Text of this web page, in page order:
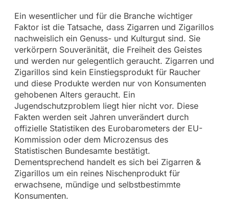
Ein wesentlicher und für die Branche wichtiger
Faktor ist die Tatsache, dass Zigarren und Zigarillos
nachweislich ein Genuss- und Kulturgut sind. Sie
verkörpern Souveränität, die Freiheit des Geistes
und werden nur gelegentlich geraucht. Zigarren und
Zigarillos sind kein Einstiegsprodukt für Raucher
und diese Produkte werden nur von Konsumenten
gehobenen Alters geraucht. Ein
Jugendschutzproblem liegt hier nicht vor. Diese
Fakten werden seit Jahren unverändert durch
offizielle Statistiken des Eurobarometers der EU-
Kommission oder dem Microzensus des
Statistischen Bundesamte bestätigt.
Dementsprechend handelt es sich bei Zigarren &
Zigarillos um ein reines Nischenprodukt für
erwachsene, mündige und selbstbestimmte
Konsumenten.